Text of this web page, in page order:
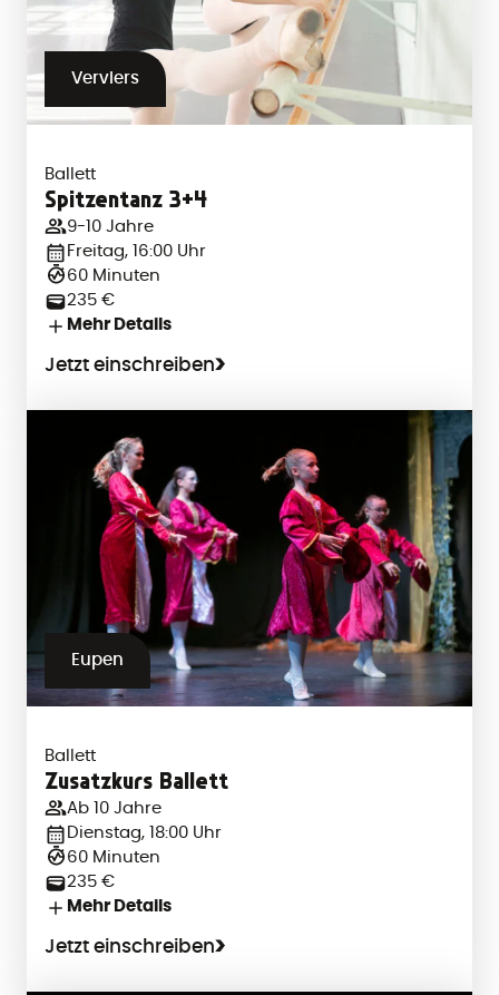
Verviers
Ballett
Spitzentanz 3+4
9-10 Jahre
Freitag, 16:00 Uhr
60 Minuten
235 €
Mehr Details
Jetzt einschreiben
Eupen
Ballett
Zusatzkurs Ballett
Ab 10 Jahre
Dienstag, 18:00 Uhr
60 Minuten
235 €
Mehr Details
Jetzt einschreiben